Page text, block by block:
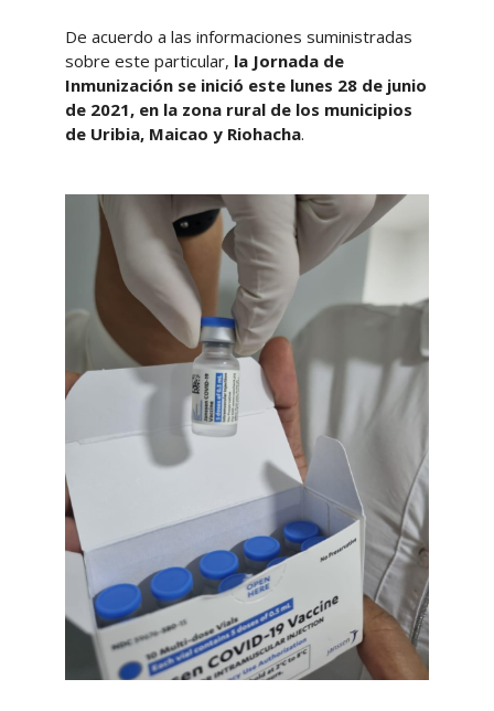
De acuerdo a las informaciones suministradas
sobre este particular, la Jornada de
Inmunización se inició este lunes 28 de junio
de 2021, en la zona rural de los municipios
de Uribia, Maicao y Riohacha.